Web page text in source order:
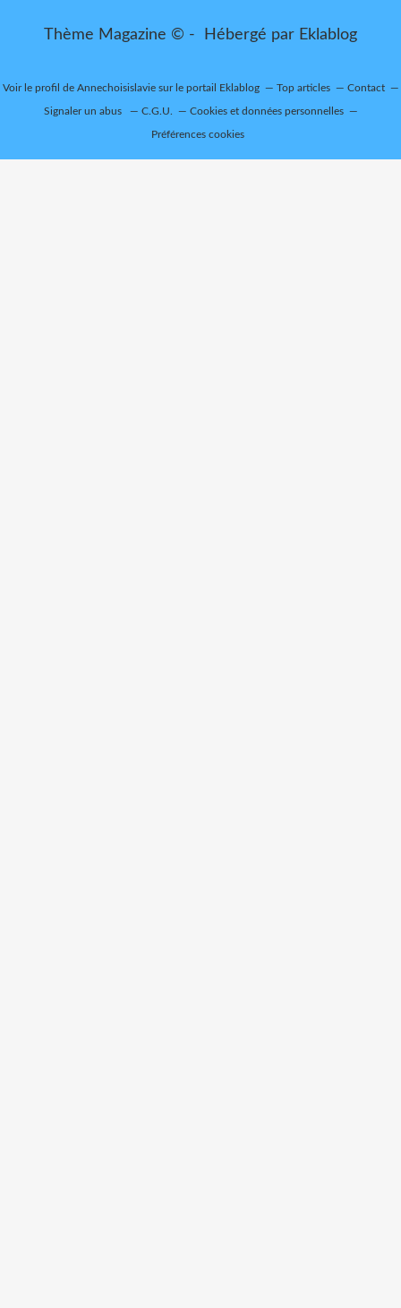
Thème Magazine © - Hébergé par Eklablog
Voir le profil de Annechoisislaviesur le portail Eklablog Top articles Contact
Signaler un abus C.G.U. Cookies et données personnelles
Préférences cookies